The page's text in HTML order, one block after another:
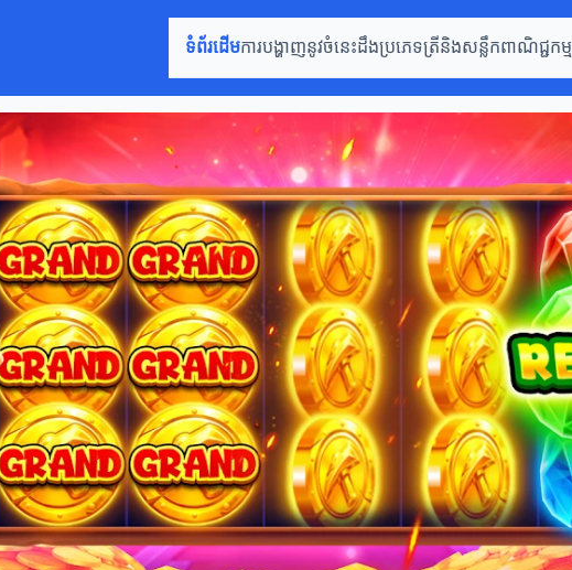
ទំព័រដើមការបង្ហាញនូវចំនេះដឹងប្រភេទត្រីនិងសន្លឹកពាណិជ្ជកម្ម